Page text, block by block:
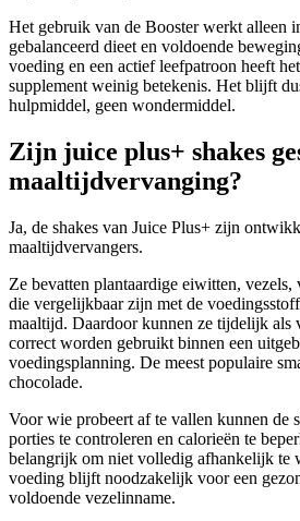
Het gebruik van de Booster werkt alleen
gebalanceerd dieet en voldoende
voeding en een actief leefpatroon heeft
supplement weinig betekenis. Het blijft
hulpmiddel, geen wondermiddel.
Zijn juice plus+ shakes
maaltijdvervanging?
Ja, de shakes van Juice Plus+ zijn
maaltijdvervangers.
Ze bevatten plantaardige eiwitten, vezels,
die vergelijkbaar zijn met de
maaltijd. Daardoor kunnen ze tijdelijk als
correct worden gebruikt binnen een
voedingsplanning. De meest populaire
chocolade.
Voor wie probeert af te vallen kunnen de
porties te controleren en calorieën te
belangrijk om niet volledig afhankelijk te
voeding blijft noodzakelijk voor een
voldoende vezelinname.